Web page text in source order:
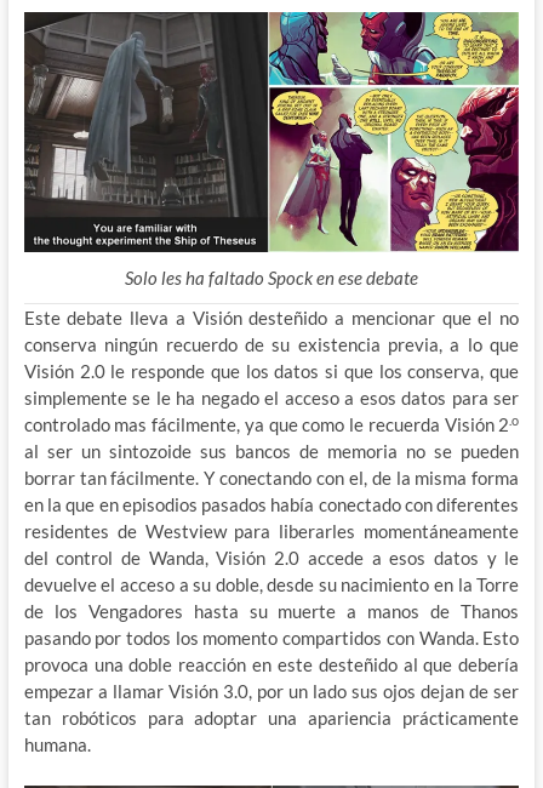
Solo les ha faltado Spock en ese debate
Este debate lleva a Visión desteñido a mencionar que el no
conserva ningún recuerdo de su existencia previa, a lo que
Visión 2.0 le responde que los datos si que los conserva, que
simplemente se le ha negado el acceso a esos datos para ser
controlado mas fácilmente, ya que como le recuerda Visión 2.o
al ser un sintozoide sus bancos de memoria no se pueden
borrar tan fácilmente. Y conectando con el, de la misma forma
en la que en episodios pasados había conectado con diferentes
residentes de Westview para liberarles momentáneamente
del control de Wanda, Visión 2.0 accede a esos datos y le
devuelve el acceso a su doble, desde su nacimiento en la Torre
de los Vengadores hasta su muerte a manos de Thanos
pasando por todos los momento compartidos con Wanda. Esto
provoca una doble reacción en este desteñido al que debería
empezar a llamar Visión 3.0, por un lado sus ojos dejan de ser
tan robóticos para adoptar una apariencia prácticamente
humana.